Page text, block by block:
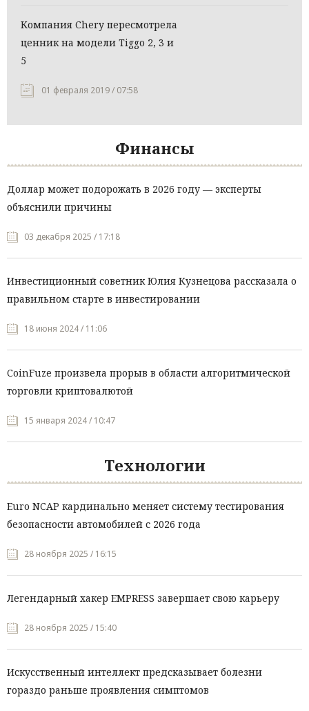
Компания Chery пересмотрела
ценник на модели Tiggo 2, 3 и
5
01 февраля 2019 / 07:58
Финансы
Доллар может подорожать в 2026 году — эксперты
объяснили причины
03 декабря 2025 / 17:18
Инвестиционный советник Юлия Кузнецова рассказала о
правильном старте в инвестировании
18 июня 2024 / 11:06
CoinFuze произвела прорыв в области алгоритмической
торговли криптовалютой
15 января 2024 / 10:47
Технологии
Euro NCAP кардинально меняет систему тестирования
безопасности автомобилей с 2026 года
28 ноября 2025 / 16:15
Легендарный хакер EMPRESS завершает свою карьеру
28 ноября 2025 / 15:40
Искусственный интеллект предсказывает болезни
гораздо раньше проявления симптомов